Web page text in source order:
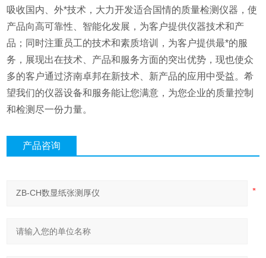
吸收国内、外*技术，大力开发适合国情的质量检测仪器，使
产品向高可靠性、智能化发展，为客户提供仪器技术和产
品；同时注重员工的技术和素质培训，为客户提供最*的服
务，展现出在技术、产品和服务方面的突出优势，现也使众
多的客户通过济南卓邦在新技术、新产品的应用中受益。希
望我们的仪器设备和服务能让您满意，为您企业的质量控制
和检测尽一份力量。
产品咨询